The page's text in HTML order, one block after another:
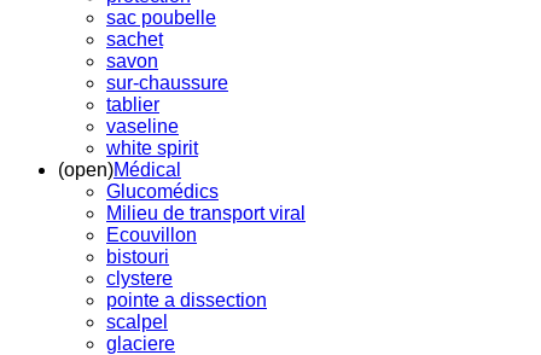
sac poubelle
sachet
savon
sur-chaussure
tablier
vaseline
white spirit
(open)Médical
Glucomédics
Milieu de transport viral
Ecouvillon
bistouri
clystere
pointe a dissection
scalpel
glaciere